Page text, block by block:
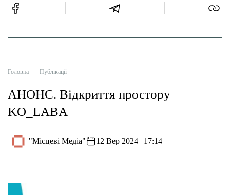
Головна Публікації
АНОНС. Відкриття простору
KO_LABA
"Місцеві Медіа" 12 Вер 2024 | 17:14